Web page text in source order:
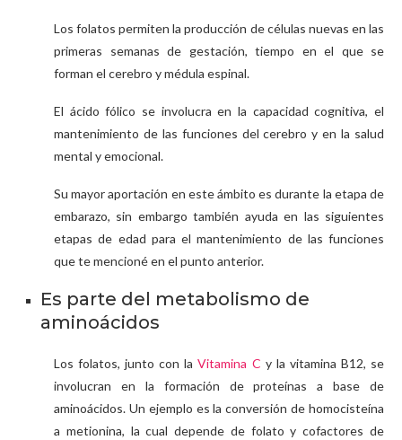
Los folatos permiten la producción de células nuevas en las
primeras semanas de gestación, tiempo en el que se
forman el cerebro y médula espinal.
El ácido fólico se involucra en la capacidad cognitiva, el
mantenimiento de las funciones del cerebro y en la salud
mental y emocional.
Su mayor aportación en este ámbito es durante la etapa de
embarazo, sin embargo también ayuda en las siguientes
etapas de edad para el mantenimiento de las funciones
que te mencioné en el punto anterior.
Es parte del metabolismo de
aminoácidos
Los folatos, junto con laVitamina C y la vitamina B12, se
involucran en la formación de proteínas a base de
aminoácidos. Un ejemplo es la conversión de homocisteína
a metionina, la cual depende de folato y cofactores de